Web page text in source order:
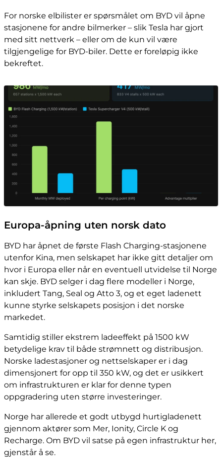
For norske elbilister er spørsmålet om BYD vil åpne
stasjonene for andre bilmerker – slik Tesla har gjort
med sitt nettverk – eller om de kun vil være
tilgjengelige for BYD-biler. Dette er foreløpig ikke
bekreftet.
Europa-åpning uten norsk dato
BYD har åpnet de første Flash Charging-stasjonene
utenfor Kina, men selskapet har ikke gitt detaljer om
hvor i Europa eller når en eventuell utvidelse til Norge
kan skje. BYD selger i dag flere modeller i Norge,
inkludert Tang, Seal og Atto 3, og et eget ladenett
kunne styrke selskapets posisjon i det norske
markedet.
Samtidig stiller ekstrem ladeeffekt på 1500 kW
betydelige krav til både strømnett og distribusjon.
Norske ladestasjoner og nettselskaper er i dag
dimensjonert for opp til 350 kW, og det er usikkert
om infrastrukturen er klar for denne typen
oppgradering uten større investeringer.
Norge har allerede et godt utbygd hurtigladenett
gjennom aktører som Mer, Ionity, Circle K og
Recharge. Om BYD vil satse på egen infrastruktur her,
gjenstår å se.